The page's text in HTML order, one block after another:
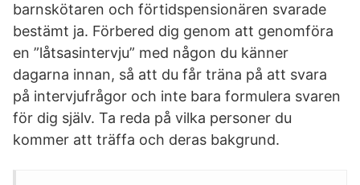
barnskötaren och förtidspensionären svarade
bestämt ja. Förbered dig genom att genomföra
en ”låtsasintervju” med någon du känner
dagarna innan, så att du får träna på att svara
på intervjufrågor och inte bara formulera svaren
för dig själv. Ta reda på vilka personer du
kommer att träffa och deras bakgrund.